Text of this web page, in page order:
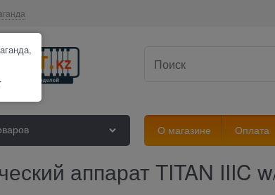
О магазине Оплата
аппарат TITAN IIIC